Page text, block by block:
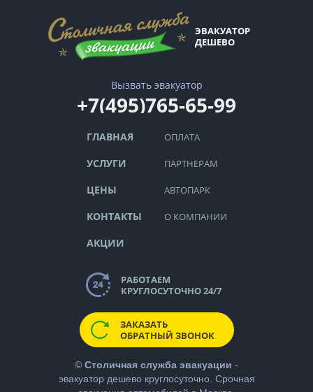
ЭВАКУАТОР
ДЕШЕВО
Вызвать эвакуатор
+7(495)765-65-99
ГЛАВНАЯ
УСЛУГИ
ЦЕНЫ
КОНТАКТЫ
АКЦИИ
ОПЛАТА
ПАРТНЕРАМ
АВТОПАРК
О КОМПАНИИ
РАБОТАЕМ
КРУГЛОСУТОЧНО 24/7
ЗАКАЗАТЬ
ОБРАТНЫЙ ЗВОНОК
© Столичная служба эвакуации -
эвакуатор дешевокруглосуточно. Срочная